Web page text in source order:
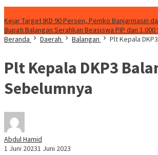
Kejar Target IKD 90 Persen, Pemko Banjarmasin
Bupati Balangan Serahkan Beasiswa PIP dan
Beranda
Daerah Balangan Plt Kepala
Plt Kepala DKP3
Sebelumnya
Abdul Hamid
1 Juni 20231 Juni 2023